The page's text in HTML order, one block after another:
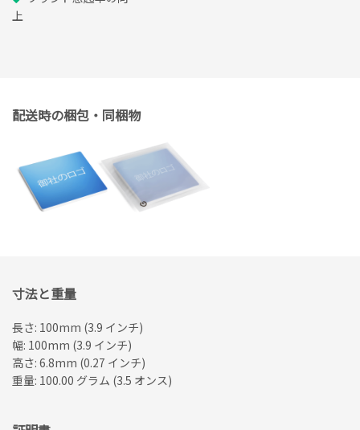
上
配送時の梱包・同梱物
寸法と重量
長さ: 100mm (3.9 インチ)
幅: 100mm (3.9 インチ)
高さ: 6.8mm (0.27 インチ)
重量: 100.00 グラム (3.5 オンス)